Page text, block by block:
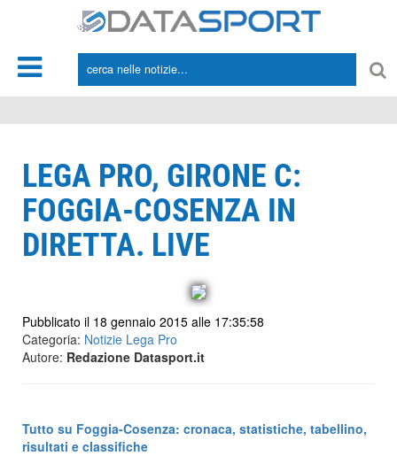
LEGA PRO, GIRONE C:
FOGGIA-COSENZA IN
DIRETTA. LIVE
Pubblicato il 18 gennaio 2015 alle 17:35:58
Categoria: Notizie Lega Pro
Autore: Redazione Datasport.it
Tutto su Foggia-Cosenza: cronaca, statistiche, tabellino,
risultati e classifiche